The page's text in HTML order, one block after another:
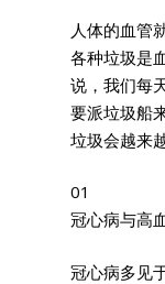
人体的血管
各种垃圾是
说，我们每
要派垃圾船
垃圾会越来
01
冠心病与高
冠心病多见